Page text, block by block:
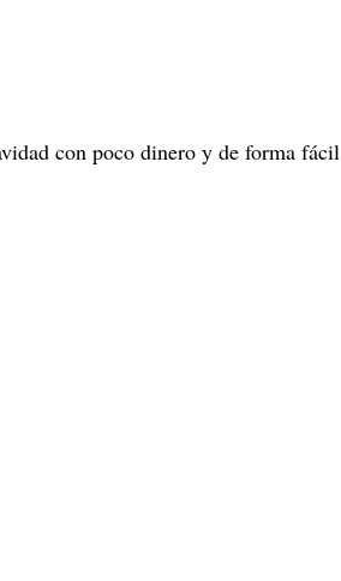
con poco dinero y de forma fácil